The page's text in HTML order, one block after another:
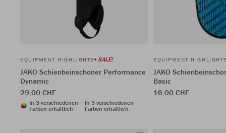
EQUIPMENT HIGHLIGHTS SALE!
JAKO Schienbeinschoner Performance
Dynamic
29,00 CHF
In 3 verschiedenen
Farben erhältlich
In 3 verschiedenen
Farben erhältlich
EQUIPMENT
JAKO
Basic
16,00 CHF